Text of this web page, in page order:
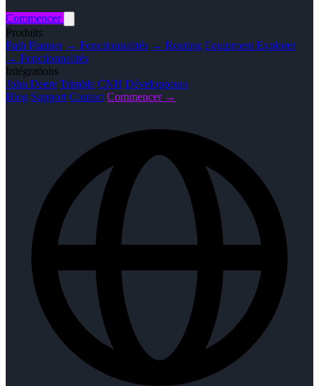
Commencer
Produits
Path Planner → Fonctionnalités → Routing Equipment Explorer
→ Fonctionnalités
Intégrations
John Deere Trimble CNH Développeurs
Blog Support Contact Commencer →